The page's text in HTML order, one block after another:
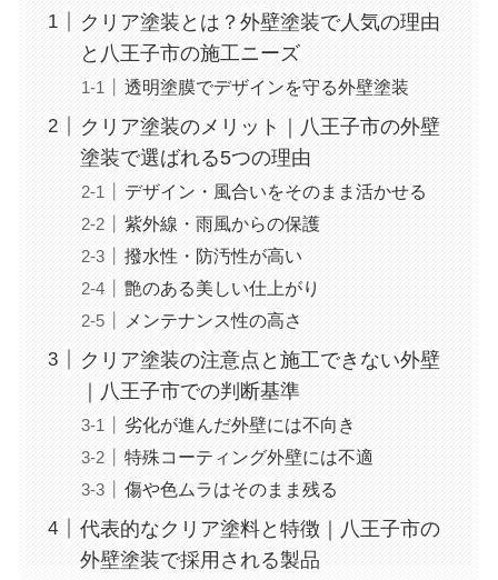
クリア塗装とは？外壁塗装で人気の理由
と八王子市の施工ニーズ
透明塗膜でデザインを守る外壁塗装
クリア塗装のメリット｜八王子市の外壁
塗装で選ばれる5つの理由
デザイン・風合いをそのまま活かせる
紫外線・雨風からの保護
撥水性・防汚性が高い
艶のある美しい仕上がり
メンテナンス性の高さ
クリア塗装の注意点と施工できない外壁
｜八王子市での判断基準
劣化が進んだ外壁には不向き
特殊コーティング外壁には不適
傷や色ムラはそのまま残る
代表的なクリア塗料と特徴｜八王子市の
外壁塗装で採用される製品